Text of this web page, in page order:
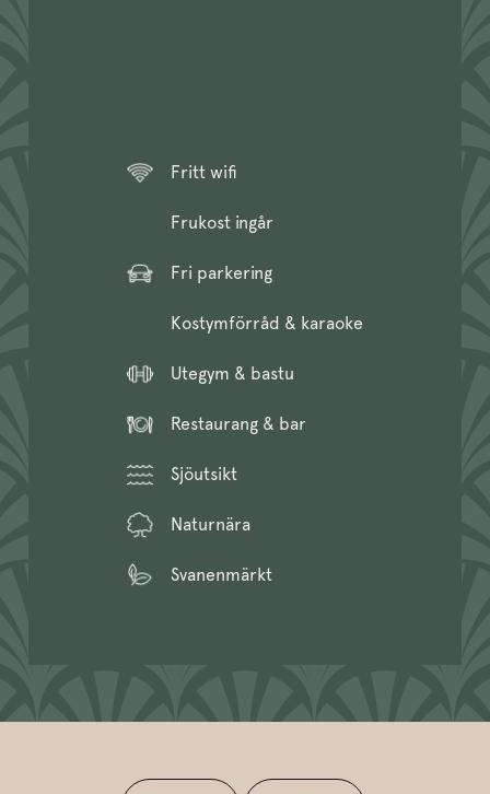
Fritt wifi
Frukost ingår
Fri parkering
Kostymförråd & karaoke
Utegym & bastu
Restaurang & bar
Sjöutsikt
Naturnära
Svanenmärkt